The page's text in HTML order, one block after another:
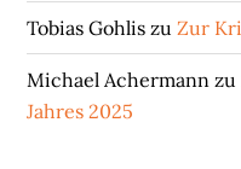
Tobias Gohlis zuZur
Michael Achermann zu
Jahres 2025